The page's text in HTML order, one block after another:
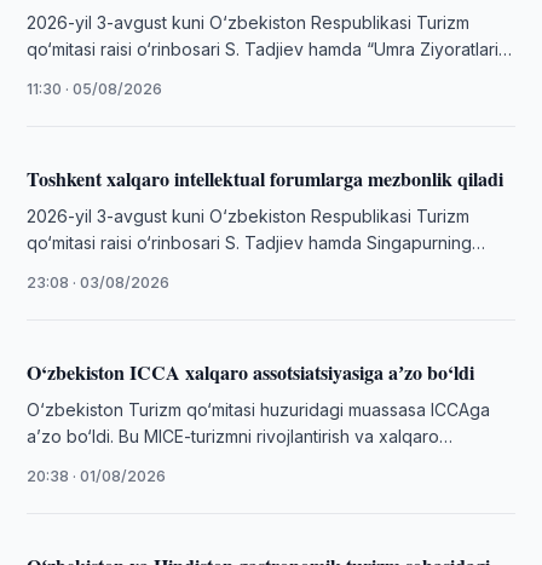
2026-yil 3-avgust kuni O‘zbekiston Respublikasi Turizm
qo‘mitasi raisi o‘rinbosari S. Tadjiev hamda “Umra Ziyoratlari”
uchrashuv …
11:30 · 05/08/2026
Toshkent xalqaro intellektual forumlarga mezbonlik qiladi
2026-yil 3-avgust kuni O‘zbekiston Respublikasi Turizm
qo‘mitasi raisi o‘rinbosari S. Tadjiev hamda Singapurning
(Singapore …
23:08 · 03/08/2026
O‘zbekiston ICCA xalqaro assotsiatsiyasiga aʼzo bo‘ldi
O‘zbekiston Turizm qo‘mitasi huzuridagi muassasa ICCAga
aʼzo bo‘ldi. Bu MICE-turizmni rivojlantirish va xalqaro
20:38 · 01/08/2026